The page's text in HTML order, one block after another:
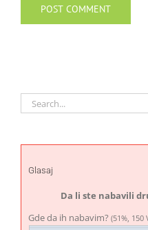
Search
for:
Glasaj
Da li ste nabavili
Gde da ih nabavim? (51%, 150